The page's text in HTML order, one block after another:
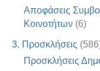
Αποφάσεις
Κοινοτήτων (6)
3. Προσκλήσεις
Προσκλήσεις